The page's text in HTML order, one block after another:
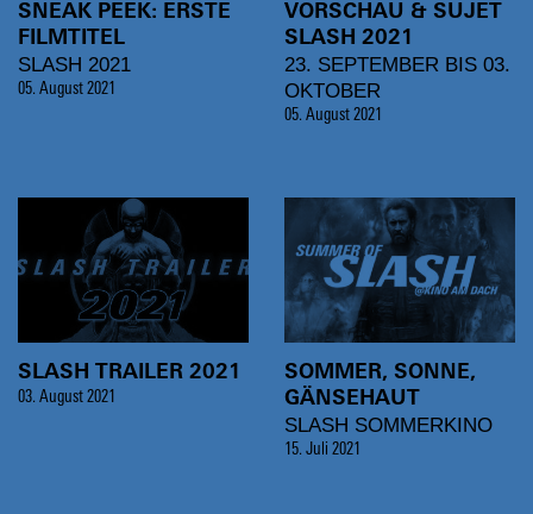
SNEAK PEEK: ERSTE
FILMTITEL
SLASH 2021
05. August 2021
VORSCHAU & SUJET
SLASH 2021
23. SEPTEMBER BIS 03.
OKTOBER
05. August 2021
SLASH TRAILER 2021
03. August 2021
SOMMER, SONNE,
GÄNSEHAUT
SLASH SOMMERKINO
15. Juli 2021